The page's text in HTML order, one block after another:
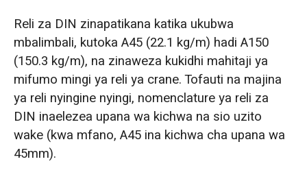
Reli za DIN zinapatikana katika ukubwa
mbalimbali, kutoka A45 (22.1 kg/m) hadi A150
(150.3 kg/m), na zinaweza kukidhi mahitaji ya
mifumo mingi ya reli ya crane. Tofauti na majina
ya reli nyingine nyingi, nomenclature ya reli za
DIN inaelezea upana wa kichwa na sio uzito
wake (kwa mfano, A45 ina kichwa cha upana wa
45mm).